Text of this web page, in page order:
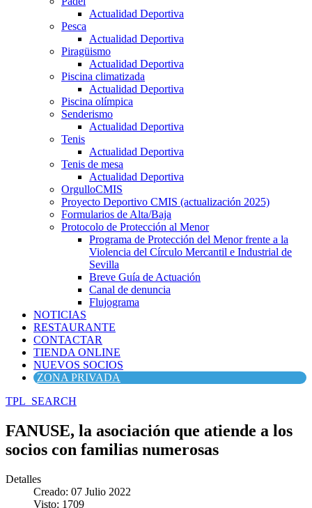
Actualidad Deportiva
Pesca
Actualidad Deportiva
Piragüismo
Actualidad Deportiva
Piscina climatizada
Actualidad Deportiva
Piscina olímpica
Senderismo
Actualidad Deportiva
Tenis
Actualidad Deportiva
Tenis de mesa
Actualidad Deportiva
OrgulloCMIS
Proyecto Deportivo CMIS (actualización 2025)
Formularios de Alta/Baja
Protocolo de Protección al Menor
Programa de Protección del Menor frente a la
Violencia del Círculo Mercantil e Industrial de
Sevilla
Breve Guía de Actuación
Canal de denuncia
Flujograma
NOTICIAS
RESTAURANTE
CONTACTAR
TIENDA ONLINE
NUEVOS SOCIOS
ZONA PRIVADA
TPL_SEARCH
FANUSE, la asociación que atiende a los
socios con familias numerosas
Detalles
Creado: 07 Julio 2022
Visto: 1709